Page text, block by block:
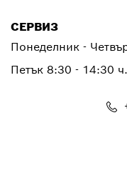
СЕРВИЗ
Понеделник -
Петък 8:30 - 14:30 ч.